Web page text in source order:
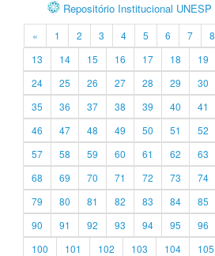
Repositório Institucional UNESP
« 1 2 3 4 5 6 7 8
13
14 15 16 17 18 19
24
25 26 27 28 29 30
35
36 37 38 39 40 41
46
47 48 49 50 51 52
57
58 59 60 61 62 63
68
69 70 71 72 73 74
79
80 81 82 83 84 85
90
91 92 93 94 95 96
100
101 102 103 104 105